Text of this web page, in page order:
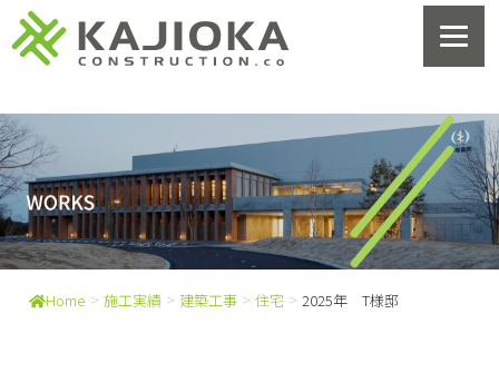
Home > 施工実績 > 建築工事 > 住宅 > 2025年 T様邸